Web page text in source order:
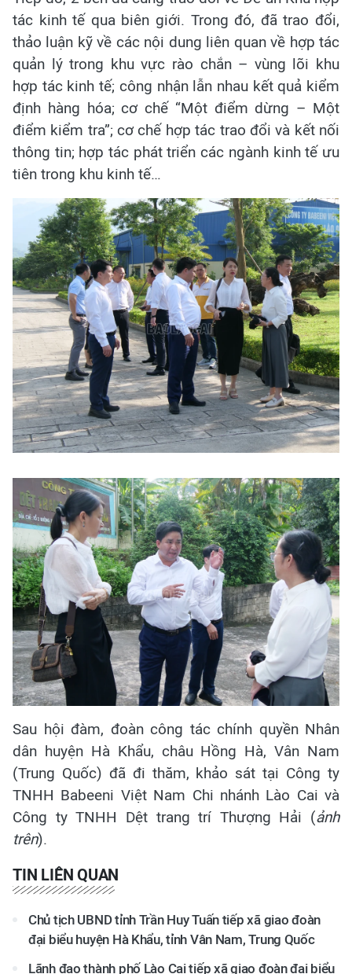
tác kinh tế qua biên giới. Trong đó, đã trao đổi,
thảo luận kỹ về các nội dung liên quan về hợp tác
quản lý trong khu vực rào chắn – vùng lõi khu
hợp tác kinh tế; công nhận lẫn nhau kết quả kiểm
định hàng hóa; cơ chế “Một điểm dừng – Một
điểm kiểm tra”; cơ chế hợp tác trao đổi và kết nối
thông tin; hợp tác phát triển các ngành kinh tế ưu
tiên trong khu kinh tế…
Sau hội đàm, đoàn công tác chính quyền Nhân
dân huyện Hà Khẩu, châu Hồng Hà, Vân Nam
(Trung Quốc) đã đi thăm, khảo sát tại Công ty
TNHH Babeeni Việt Nam Chi nhánh Lào Cai và
Công ty TNHH Dệt trang trí Thượng Hải (ảnh
trên).
TIN LIÊN QUAN
Chủ tịch UBND tỉnh Trần Huy Tuấn tiếp xã giao đoàn
đại biểu huyện Hà Khẩu, tỉnh Vân Nam, Trung Quốc
Lãnh đạo thành phố Lào Cai tiếp xã giao đoàn đại biểu